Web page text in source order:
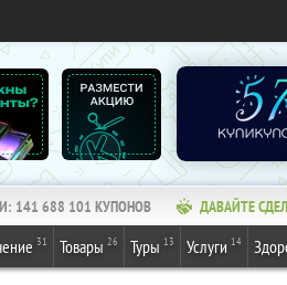
141 688 102 КУПОНОВ ДАВАЙТЕ
31 Товары 26 Туры 13 Услуги 14